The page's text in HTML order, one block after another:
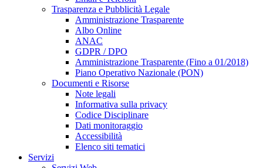
Trasparenza e Pubblicità Legale
Amministrazione Trasparente
Albo Online
ANAC
GDPR / DPO
Amministrazione Trasparente (Fino a 01/2018)
Piano Operativo Nazionale (PON)
Documenti e Risorse
Note legali
Informativa sulla privacy
Codice Disciplinare
Dati monitoraggio
Accessibilità
Elenco siti tematici
Servizi